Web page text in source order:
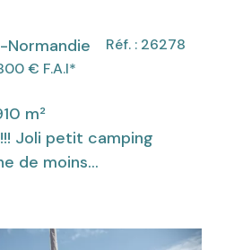
Réf. : 26278
Normandie
€ F.A.I*
m²
Joli petit camping
de moins...